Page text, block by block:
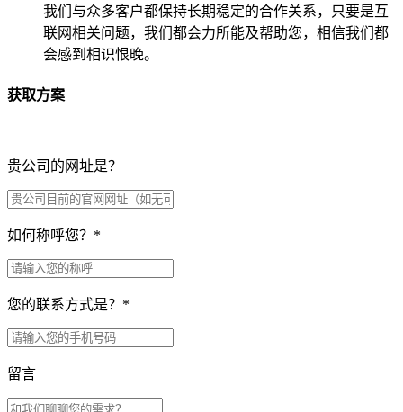
我们与众多客户都保持长期稳定的合作关系，只要是互
联网相关问题，我们都会力所能及帮助您，相信我们都
会感到相识恨晚。
获取方案
贵公司的网址是？
如何称呼您？ *
您的联系方式是？ *
留言